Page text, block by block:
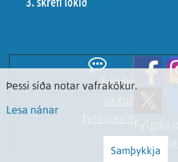
Sendu
Þessi síða notar vafrakökur.
Lesa nánar
Samþykkja